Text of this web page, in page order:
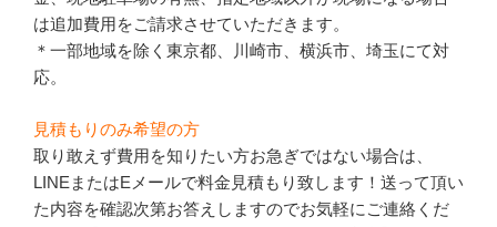
は追加費用をご請求させていただきます。
＊一部地域を除く東京都、川崎市、横浜市、埼玉にて対
応。
見積もりのみ希望の方
取り敢えず費用を知りたい方お急ぎではない場合は、
LINEまたはEメールで料金見積もり致します！送って頂い
た内容を確認次第お答えしますのでお気軽にご連絡くだ